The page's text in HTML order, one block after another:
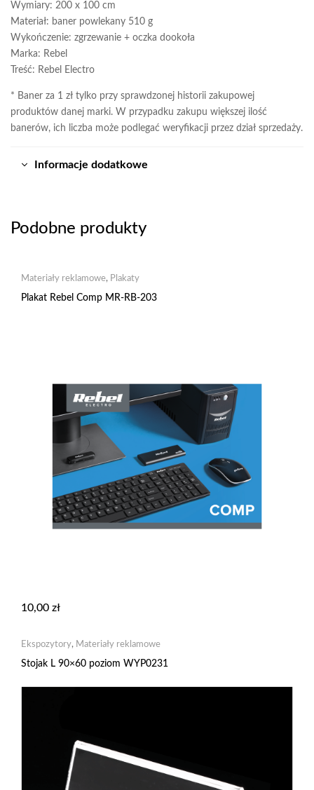
Wymiary: 200 x 100 cm
Materiał: baner powlekany 510 g
Wykończenie: zgrzewanie + oczka dookoła
Marka: Rebel
Treść: Rebel Electro
* Baner za 1 zł tylko przy sprawdzonej historii zakupowej
produktów danej marki. W przypadku zakupu większej ilość
banerów, ich liczba może podlegać weryfikacji przez dział sprzedaży.
Informacje dodatkowe
Podobne produkty
Materiały reklamowe, Plakaty
Plakat Rebel Comp MR-RB-203
10,00 zł
Ekspozytory, Materiały reklamowe
Stojak L 90×60 poziom WYP0231